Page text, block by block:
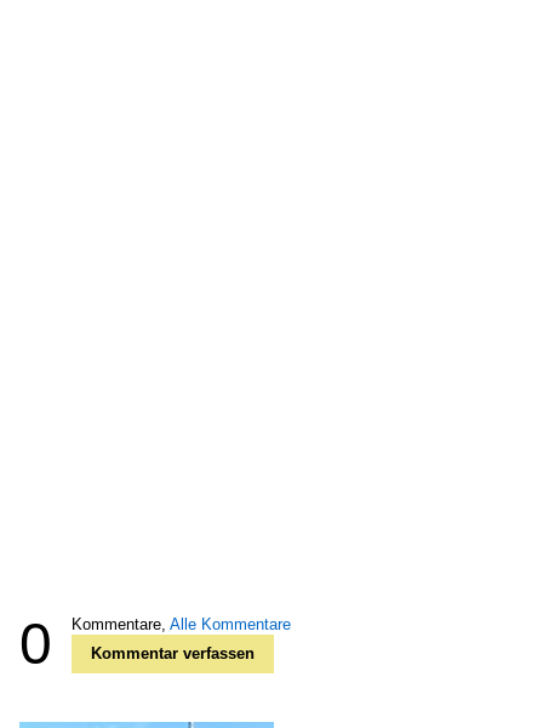
0 Kommentare, Alle Kommentare
Kommentar verfassen